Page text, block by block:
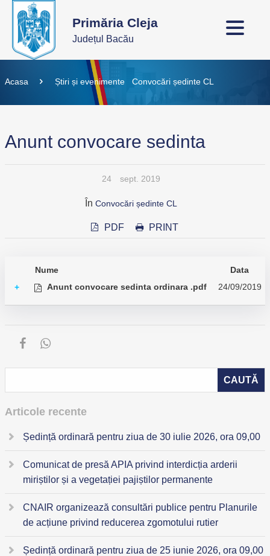
Primăria Cleja
Județul Bacău
Acasa Știri și evenimente Convocări ședinte CL
Anunt convocare sedinta
24 sept. 2019
În Convocări ședinte CL
PDF PRINT
Nume
Data
+
Anunt convocare sedinta ordinara .pdf 24/09/2019
Articole recente
Ședință ordinară pentru ziua de 30 iulie 2026, ora 09,00
Comunicat de presă APIA privind interdicția arderii
miriștilor și a vegetației pajiștilor permanente
CNAIR organizează consultări publice pentru Planurile
de acțiune privind reducerea zgomotului rutier
Ședință ordinară pentru ziua de 25 iunie 2026, ora 09,00